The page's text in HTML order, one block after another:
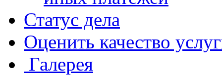
Статус дела
Оценить качество
Галерея